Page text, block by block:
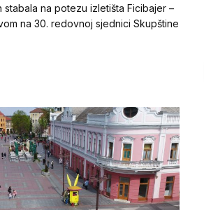
na potezu izletišta Ficibajer –
na 30. redovnoj sjednici Skupštine